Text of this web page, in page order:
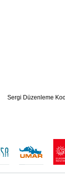
Sergi Düzenleme